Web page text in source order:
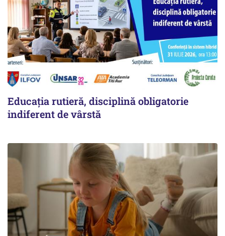
Educația rutieră, disciplină obligatorie
indiferent de vârstă